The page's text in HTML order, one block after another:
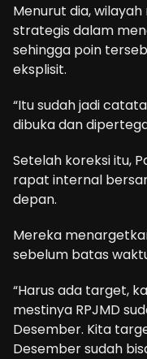
Menurut dia,
strategis dalam
sehingga poin
eksplisit.
“Itu sudah jadi
dibuka dan
Setelah koreksi itu,
rapat internal
depan.
Mereka
sebelum batas
“Harus ada target,
mestinya RPJMD
Desember. Kita
Desember sudah